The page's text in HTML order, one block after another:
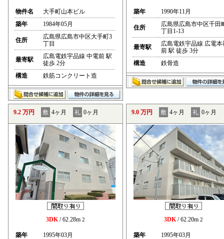
物件名
大手町山本ビル
築年
1984年05月
住所
広島県広島市中区大手町3
丁目
最寄駅
広島電鉄宇品線 中電前 駅
徒歩 2分
構造
鉄筋コンクリート造
築年 1990年11月
住所
広島県広島市中区千田
丁目1-13
最寄駅
広島電鉄宇品線 広電本
前 駅 徒歩 3分
構造
鉄骨造
9.2 万円 敷 4ヶ月 礼 0ヶ月
3DK/ 62.28m 2
築年 1995年03月
9.0 万円 敷 4ヶ月 礼 0ヶ月
3DK/ 62.20m 2
築年 1995年03月